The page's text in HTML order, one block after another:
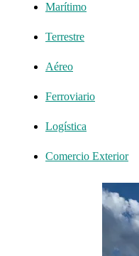
Marítimo
Terrestre
Aéreo
Ferroviario
Logística
Comercio Exterior